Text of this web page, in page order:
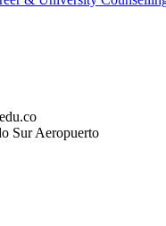
Sur Aeropuerto